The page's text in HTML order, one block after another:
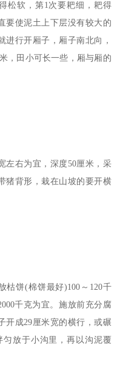
松软，第1次要耙细，耙得
要使泥土上下层没有较大的
进行开厢子，厢子南北向，
，田小可长一些，厢与厢的
左右为宜，深度50厘米，采
猪背形，栽在山坡的要开横
枯饼(棉饼最好)100～120千
千克为宜。施放前充分腐
开成29厘米宽的横行，或碾
放于小沟里，再以沟泥覆